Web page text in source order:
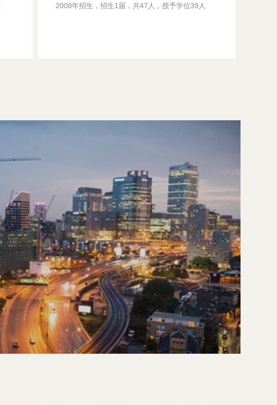
2008年招生，招生1届，共47人，授予学位39人